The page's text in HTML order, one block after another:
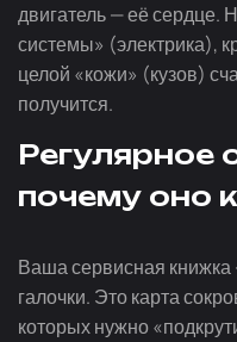
двигатель — её сердце.
системы» (электрика),
целой «кожи» (кузов)
получится.
Регулярное
почему оно
Ваша сервисная
галочки. Это карта
которых нужно